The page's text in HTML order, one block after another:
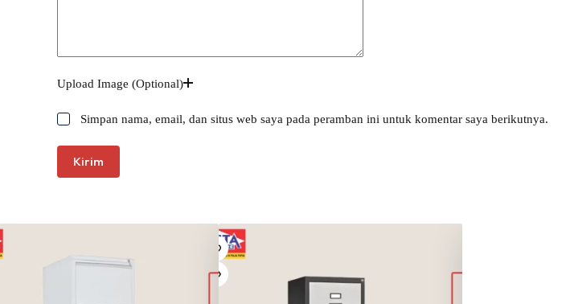
Upload Image (Optional)
Simpan nama, email, dan situs web saya pada peramban ini untuk komentar saya berikutnya.
Kirim